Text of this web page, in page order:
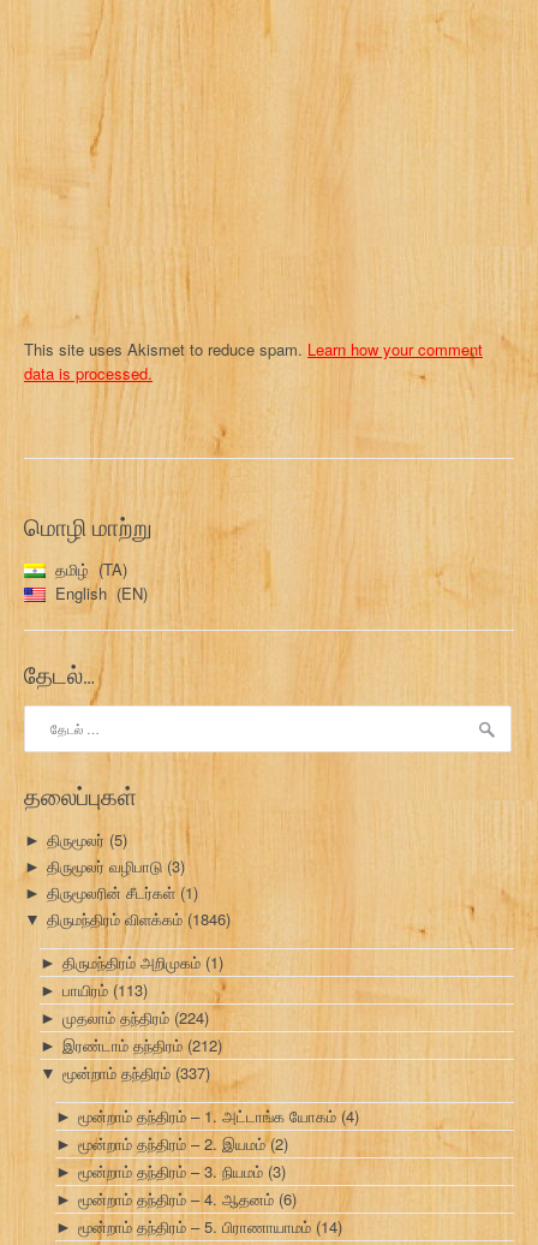
o
This site uses Akismet to reduce spam. Learn how your comment
data is processed.
மொழி மாற்று
தமிழ்
TA
English
EN
தேடல்…
தேடு:
தலைப்புகள்
► திருமூலர் (5)
► திருமூலர் வழிபாடு (3)
► திருமூலரின் சீடர்கள் (1)
▼ திருமந்திரம் விளக்கம் (1846)
► திருமந்திரம் அறிமுகம் (1)
► பாயிரம் (113)
► முதலாம் தந்திரம் (224)
► இரண்டாம் தந்திரம் (212)
▼ மூன்றாம் தந்திரம் (337)
► மூன்றாம் தந்திரம் – 1. அட்டாங்க யோகம் (4)
► மூன்றாம் தந்திரம் – 2. இயமம்(2)
► மூன்றாம் தந்திரம் – 3. நியமம் (3)
► மூன்றாம் தந்திரம் – 4. ஆதனம் (6)
► மூன்றாம் தந்திரம் – 5. பிராணாயாமம் (14)